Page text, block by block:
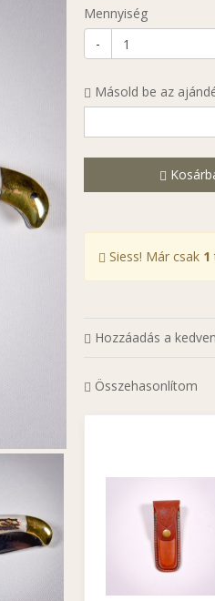
Mennyiség
-
Másold be az
Siess! Már csak 1
Hozzáadás a
Összehasonlítom